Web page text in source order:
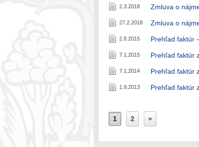
2.3.2018 Zmluva o
27.2.2018 Zmluva o
2.8.2015 Prehľad faktúr
7.1.2015 Prehľad faktúr
7.1.2014 Prehľad faktúr
1.9.2013 Prehľad faktúr
1 2 »